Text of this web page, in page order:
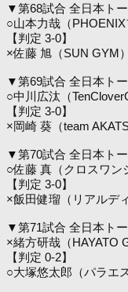
▼第68試合 全日本ト
○山本力哉（PHOENIX
【判定 3-0】
×佐藤 旭（SUN GYM）
▼第69試合 全日本ト
○中川広汰（
【判定 3-0】
×岡崎 葵（team
▼第70試合 全日本ト
○佐藤 真（クロスワン
【判定 3-0】
×飯田健瑠（リアルデ
▼第71試合 全日本ト
×緒方研哉（HAYATO
【判定 0-2】
○大塚悠太郎（パラエ